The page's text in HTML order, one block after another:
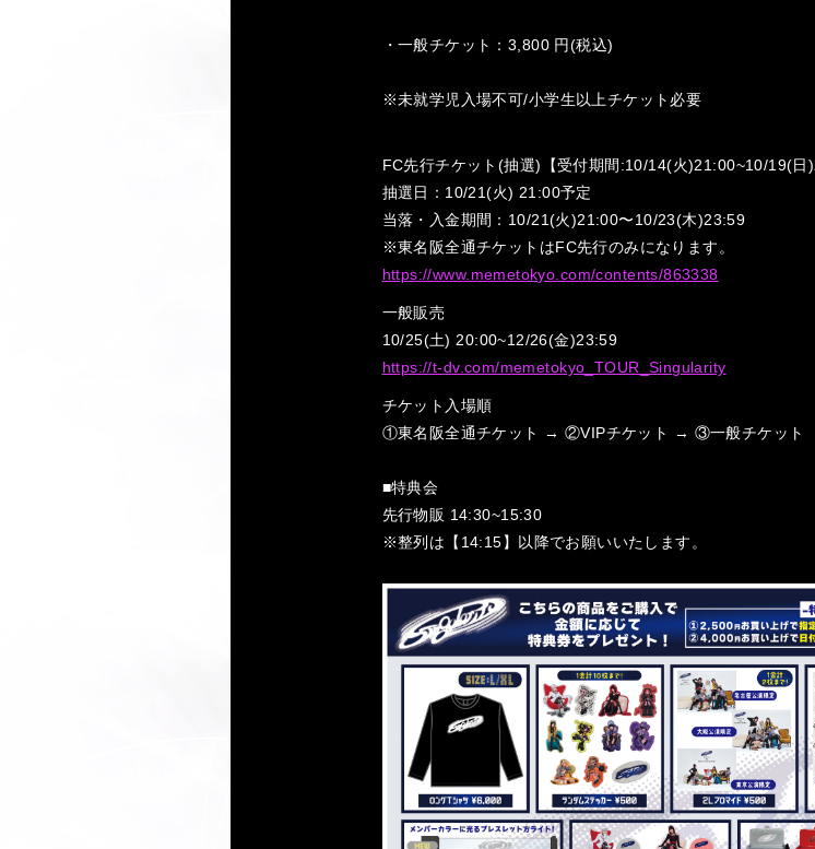
・一般チケット：3,800 円(税込)
※未就学児入場不可/小学生以上チケット必要
FC先行チケット(抽選)【受付期間:10/14(火)21:00~10/19(日
抽選日：10/21(火) 21:00予定
当落・入金期間：10/21(火)21:00〜10/23(木)23:59
※東名阪全通チケットはFC先行のみになります。
https://www.memetokyo.com/contents/863338
一般販売
10/25(土) 20:00~12/26(金)23:59
https://t-dv.com/memetokyo_TOUR_Singularity
チケット入場順
①東名阪全通チケット → ②VIPチケット → ③一般チケット
■特典会
先行物販 14:30~15:30
※整列は【14:15】以降でお願いいたします。